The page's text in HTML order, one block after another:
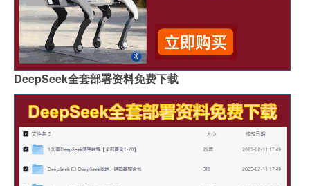
DeepSeek全套部署资料免费下载